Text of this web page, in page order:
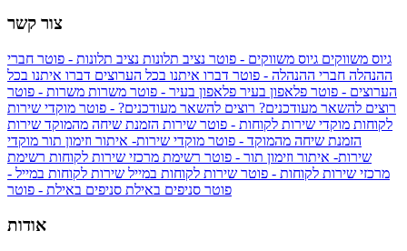
צור קשר
גיוס משווקים גיוס משווקים - פוטר נציב תלונות נציב תלונות - פוטר חברי
ההנהלה חברי ההנהלה - פוטר דברו איתנו בכל הערוצים דברו איתנו בכל
הערוצים - פוטר פלאפון בעיר פלאפון בעיר - פוטר משרות משרות - פוטר
רוצים להשאר מעודכנים? רוצים להשאר מעודכנים? - פוטר מוקדי שירות
לקוחות מוקדי שירות לקוחות - פוטר שירות הזמנת שיחה מהמוקד שירות
הזמנת שיחה מהמוקד - פוטר מוקדי שירות- איתור וזימון תור מוקדי
שירות- איתור וזימון תור - פוטר רשימת מרכזי שירות לקוחות רשימת
מרכזי שירות לקוחות - פוטר שירות לקוחות במייל שירות לקוחות במייל -
פוטר סניפים באילת סניפים באילת - פוטר
אודות